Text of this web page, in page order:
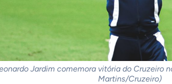
Jardim comemora vitória do Cruzeiro
Martins/Cruzeiro)